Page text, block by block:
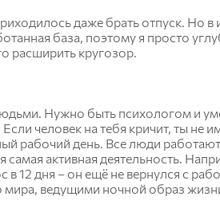
даже брать отпуск. Но в
база, поэтому я просто
расширить кругозор.
Нужно быть психологом и
человек на тебя кричит, ты не
рабочий день. Все люди
самая активная деятельность.
в 12 дня – он ещё не вернулся с
мира, ведущими ночной образ